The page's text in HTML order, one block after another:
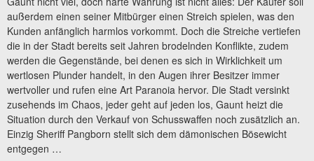
außerdem einen seiner Mitbürger einen Streich spielen, was den
Kunden anfänglich harmlos vorkommt. Doch die Streiche vertiefen
die in der Stadt bereits seit Jahren brodelnden Konflikte, zudem
werden die Gegenstände, bei denen es sich in Wirklichkeit um
wertlosen Plunder handelt, in den Augen ihrer Besitzer immer
wertvoller und rufen eine Art Paranoia hervor. Die Stadt versinkt
zusehends im Chaos, jeder geht auf jeden los, Gaunt heizt die
Situation durch den Verkauf von Schusswaffen noch zusätzlich an.
Einzig Sheriff Pangborn stellt sich dem dämonischen Bösewicht
entgegen …